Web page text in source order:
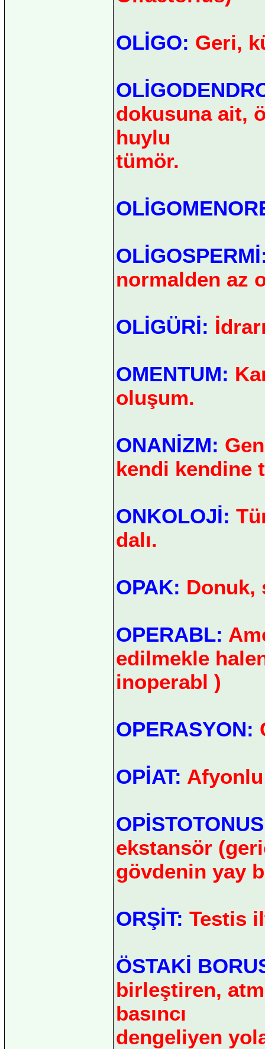
OLİGO: Geri,
dokusuna ait,
huylu
tümör.
normalden az
OLİGÜRİ:
OMENTUM:
oluşum.
ONANİZM:
kendi kendine
ONKOLOJİ:
dalı.
OPAK: Donuk,
OPERABL:
edilmekle
inoperabl )
OPERASYON:
OPİAT:
ekstansör
gövdenin yay
ORŞİT: Testis
ÖSTAKİ
birleştiren,
basıncı
dengeliyen